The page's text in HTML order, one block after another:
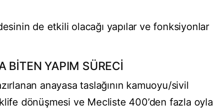
de etkili olacağı yapılar ve fonksiyonlar
BİTEN YAPIM SÜRECİ
anayasa taslağının kamuoyu/sivil
dönüşmesi ve Mecliste 400’den fazla oyla